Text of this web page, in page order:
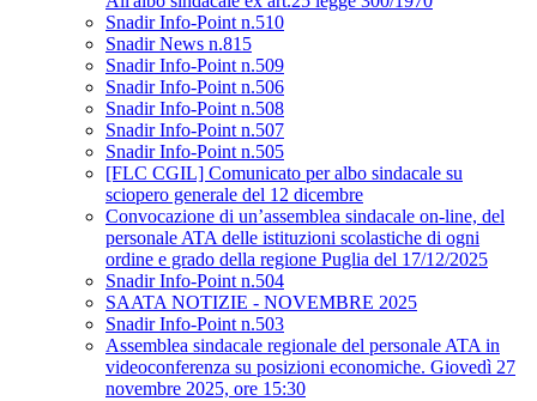
Snadir Info-Point n.510
Snadir News n.815
Snadir Info-Point n.509
Snadir Info-Point n.506
Snadir Info-Point n.508
Snadir Info-Point n.507
Snadir Info-Point n.505
[FLC CGIL] Comunicato per albo sindacale su
sciopero generale del 12 dicembre
Convocazione di un’assemblea sindacale on-line, del
personale ATA delle istituzioni scolastiche di ogni
ordine e grado della regione Puglia del 17/12/2025
Snadir Info-Point n.504
SAATA NOTIZIE - NOVEMBRE 2025
Snadir Info-Point n.503
Assemblea sindacale regionale del personale ATA in
videoconferenza su posizioni economiche. Giovedì 27
novembre 2025, ore 15:30